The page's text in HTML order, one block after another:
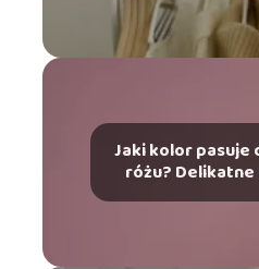
Jaki kolor pasuje
różu?